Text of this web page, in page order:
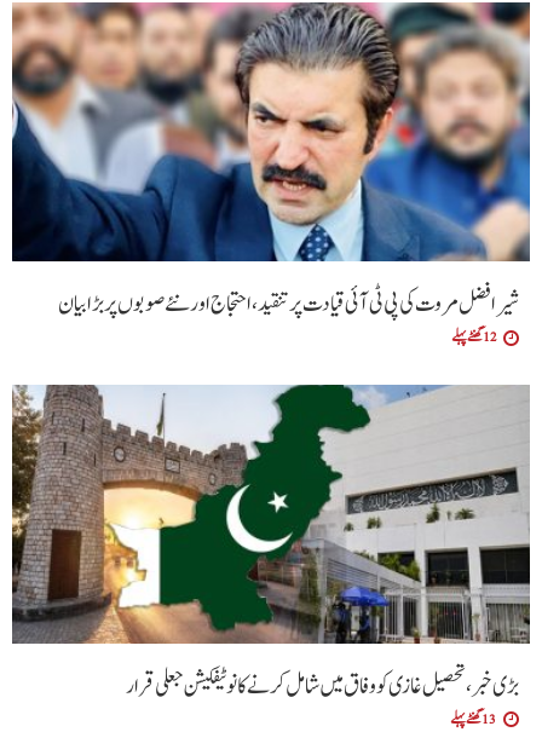
شیر افضل مروت کی پی ٹی آئی قیادت پر تنقید، احتجاج اور نئے صوبوں پر بڑا بیان
12 گھنٹے پہلے
بڑی خبر، تحصیل غازی کو وفاق میں شامل کرنے کا نوٹیفکیشن جعلی قرار
13 گھنٹے پہلے